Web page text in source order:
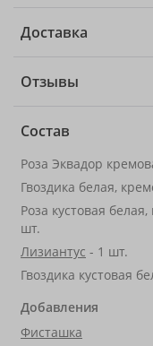
Доставка
Отзывы
Состав
Роза Эквадор
Гвоздика белая,
Роза кустовая
шт.
Лизиантус - 1 шт.
Гвоздика кустовая
Добавления
Фисташка